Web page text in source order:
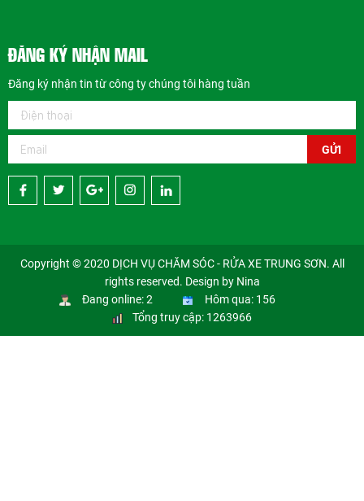
ĐĂNG KÝ NHẬN MAIL
Đăng ký nhận tin từ công ty chúng tôi hàng tuần
GỬI
Copyright © 2020 DỊCH VỤ CHĂM SÓC - RỬA XE TRUNG SƠN. All
rights reserved. Design by Nina
Đang online: 2
Hôm qua: 156
Tổng truy cập: 1263966